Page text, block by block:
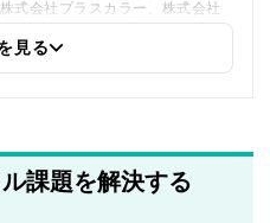
式会社プラスカラー、株式会社
プライズ」への内部リンクを追加
見る
課題を解決する